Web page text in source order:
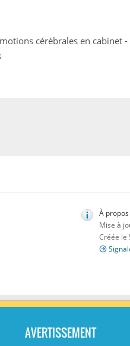
cérébrales en cabinet
À
Mise à
Créée le
AVERTISSEMENT